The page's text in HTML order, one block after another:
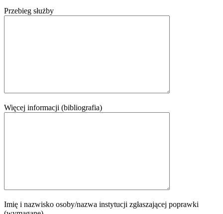
Przebieg służby
Więcej informacji (bibliografia)
Imię i nazwisko osoby/nazwa instytucji zgłaszającej poprawki